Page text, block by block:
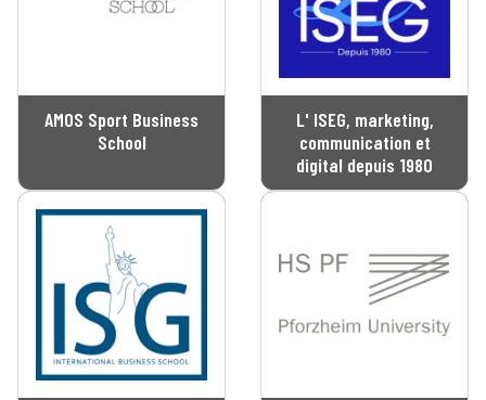
AMOS Sport Business
School
L' ISEG, marketing,
communication et
digital depuis 1980